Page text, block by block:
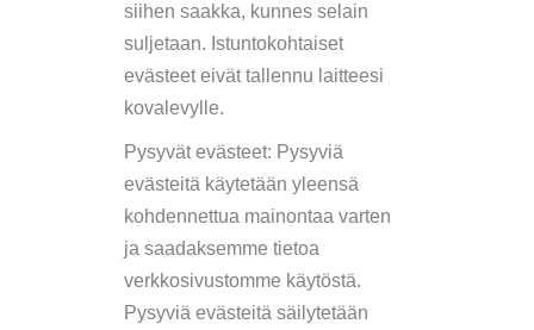
siihen saakka, kunnes selain
suljetaan. Istuntokohtaiset
evästeet eivät tallennu laitteesi
kovalevylle.
Pysyvät evästeet: Pysyviä
evästeitä käytetään yleensä
kohdennettua mainontaa varten
ja saadaksemme tietoa
verkkosivustomme käytöstä.
Pysyviä evästeitä säilytetään